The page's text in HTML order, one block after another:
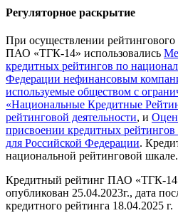
Регуляторное раскрытие
При осуществлении
ПАО «ТГК-14» использовались
кредитных рейтингов по
Федерации нефинансовым
используемые обществом с
«Национальные Кредитные
рейтинговой деятельности, и
присвоении кредитных
для Российской Федерации.
национальной рейтинговой шкале.
Кредитный рейтинг ПАО «ТГК-
опубликован 25.04.2023г., дата
кредитного рейтинга 18.04.2025 г.